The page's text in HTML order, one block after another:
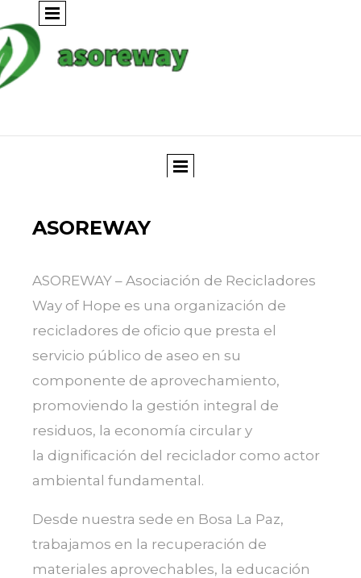
ASOREWAY
ASOREWAY – Asociación de Recicladores
Way of Hope es una organización de
recicladores de oficio que presta el
servicio público de aseo en su
componente de aprovechamiento,
promoviendo la gestión integral de
residuos, la economía circular y
la dignificación del reciclador como actor
ambiental fundamental.
Desde nuestra sede en Bosa La Paz,
trabajamos en la recuperación de
materiales aprovechables, la educación